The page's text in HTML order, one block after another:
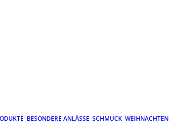
BESONDERE ANLÄSSE SCHMUCK WEIHNACHTEN